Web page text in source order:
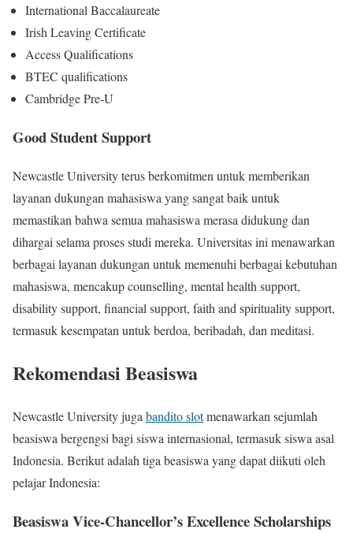
International Baccalaureate
Irish Leaving Certificate
Access Qualifications
BTEC qualifications
Cambridge Pre-U
Good Student Support
Newcastle University terus berkomitmen untuk memberikan
layanan dukungan mahasiswa yang sangat baik untuk
memastikan bahwa semua mahasiswa merasa didukung dan
dihargai selama proses studi mereka. Universitas ini menawarkan
berbagai layanan dukungan untuk memenuhi berbagai kebutuhan
mahasiswa, mencakup counselling, mental health support,
disability support, financial support, faith and spirituality support,
termasuk kesempatan untuk berdoa, beribadah, dan meditasi.
Rekomendasi Beasiswa
Newcastle University jugabandito slotmenawarkan sejumlah
beasiswa bergengsi bagi siswa internasional, termasuk siswa asal
Indonesia. Berikut adalah tiga beasiswa yang dapat diikuti oleh
pelajar Indonesia:
Beasiswa Vice-Chancellor’s Excellence Scholarships